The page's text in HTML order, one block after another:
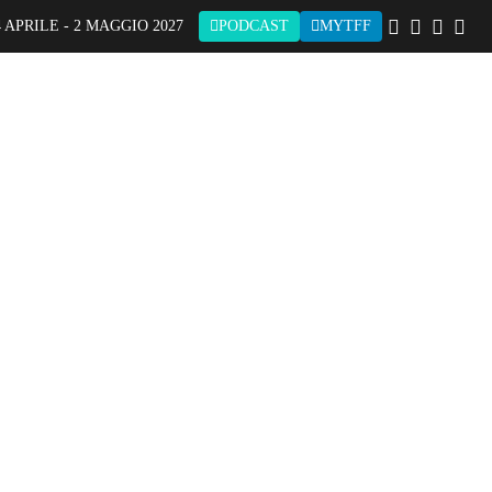
- 2 MAGGIO 2027 PODCAST MYTFF